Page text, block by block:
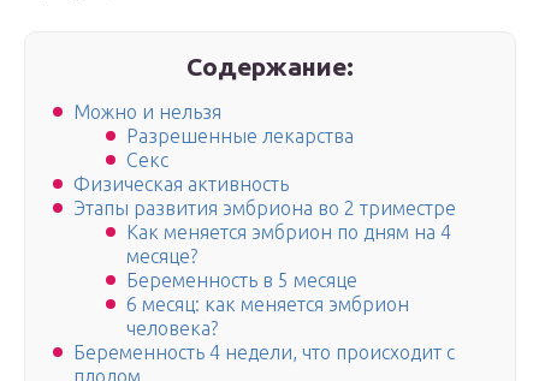
Содержание:
Можно и нельзя
Разрешенные лекарства
Секс
Физическая активность
Этапы развития эмбриона во 2 триместре
Как меняется эмбрион по дням на 4
месяце?
Беременность в 5 месяце
6 месяц: как меняется эмбрион
человека?
Беременность 4 недели, что происходит с
плодом